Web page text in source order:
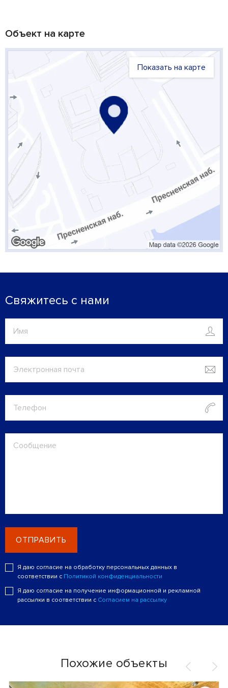
Объект на карте
Показать на карте
Свяжитесь с нами
ОТПРАВИТЬ
Я даю согласие на обработку персональных данных в
соответствии с Политикой конфиденциальности
Я даю согласие на получение информационной и рекламной
рассылки в соответствии с Согласием на рассылку
Похожие объекты